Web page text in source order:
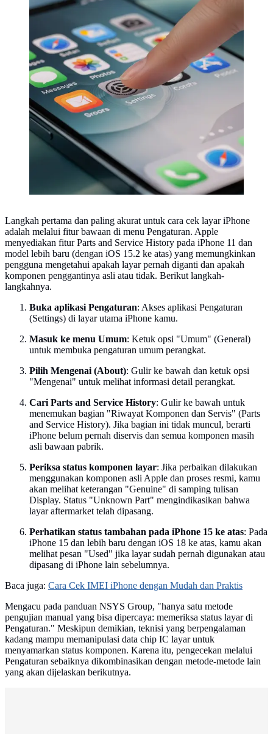
Langkah pertama dan paling akurat untuk cara cek layar iPhone
adalah melalui fitur bawaan di menu Pengaturan. Apple
menyediakan fitur Parts and Service History pada iPhone 11 dan
model lebih baru (dengan iOS 15.2 ke atas) yang memungkinkan
pengguna mengetahui apakah layar pernah diganti dan apakah
komponen penggantinya asli atau tidak. Berikut langkah-
langkahnya.
Buka aplikasi Pengaturan: Akses aplikasi Pengaturan
(Settings) di layar utama iPhone kamu.
Masuk ke menu Umum: Ketuk opsi "Umum" (General)
untuk membuka pengaturan umum perangkat.
Pilih Mengenai (About): Gulir ke bawah dan ketuk opsi
"Mengenai" untuk melihat informasi detail perangkat.
Cari Parts and Service History: Gulir ke bawah untuk
menemukan bagian "Riwayat Komponen dan Servis" (Parts
and Service History). Jika bagian ini tidak muncul, berarti
iPhone belum pernah diservis dan semua komponen masih
asli bawaan pabrik.
Periksa status komponen layar: Jika perbaikan dilakukan
menggunakan komponen asli Apple dan proses resmi, kamu
akan melihat keterangan "Genuine" di samping tulisan
Display. Status "Unknown Part" mengindikasikan bahwa
layar aftermarket telah dipasang.
Perhatikan status tambahan pada iPhone 15 ke atas: Pada
iPhone 15 dan lebih baru dengan iOS 18 ke atas, kamu akan
melihat pesan "Used" jika layar sudah pernah digunakan atau
dipasang di iPhone lain sebelumnya.
Baca juga: Cara Cek IMEI iPhone dengan Mudah dan Praktis
Mengacu pada panduan NSYS Group, "hanya satu metode
pengujian manual yang bisa dipercaya: memeriksa status layar di
Pengaturan." Meskipun demikian, teknisi yang berpengalaman
kadang mampu memanipulasi data chip IC layar untuk
menyamarkan status komponen. Karena itu, pengecekan melalui
Pengaturan sebaiknya dikombinasikan dengan metode-metode lain
yang akan dijelaskan berikutnya.